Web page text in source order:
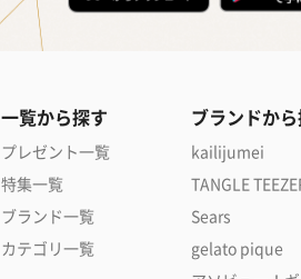
一覧から探す
プレゼント一覧
特集一覧
ブランド一覧
カテゴリ一覧
ブランドか
kailijumei
TANGLE
Sears
gelato pique